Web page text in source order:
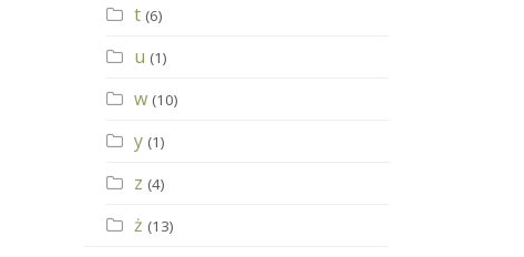
t (6)
u (1)
w (10)
y (1)
z (4)
ż (13)